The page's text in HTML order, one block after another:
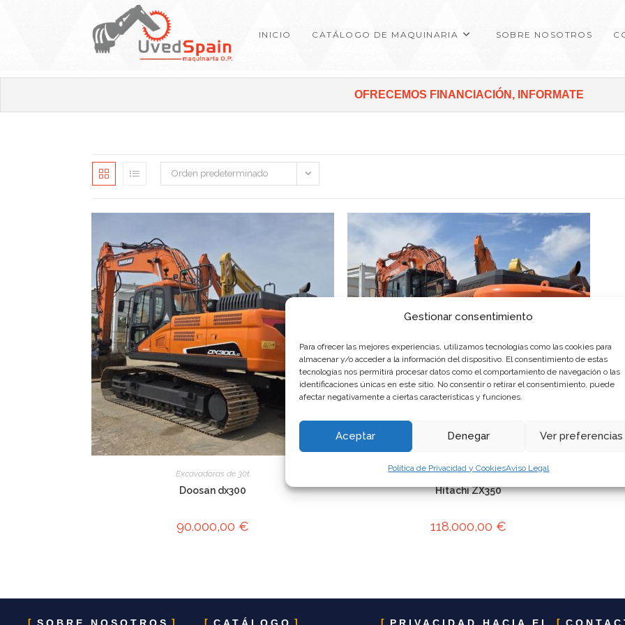
Gestionar consentimiento
Para ofrecer las mejores experiencias, utilizamos tecnologías como las cookies para
almacenar y/o acceder a la información del dispositivo. El consentimiento de estas
tecnologías nos permitirá procesar datos como el comportamiento de navegación o las
identificaciones únicas en este sitio. No consentir o retirar el consentimiento, puede
afectar negativamente a ciertas características y funciones.
Aceptar Denegar Ver preferencias
Política de Privacidad y CookiesAviso Legal
INICIO CATÁLOGO DE MAQUINARIA SOBRE NOSOTROS
OFRECEMOS FINANCIACIÓN, INFORMATE
Orden predeterminado
Excavadoras de 30t
Doosan dx300
90.000,00 €
Excavadoras de 30t
Hitachi ZX350
118.000,00 €